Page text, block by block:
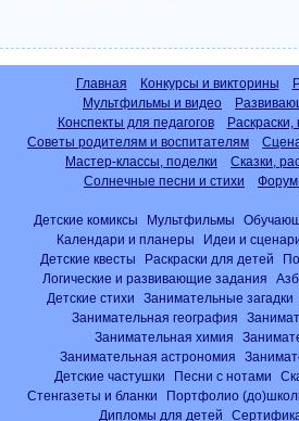
Главная Конкурсы и викторины
Мультфильмы и видео
Конспекты для педагогов
Советы родителям и воспитателям
Мастер-классы, поделки
Сказки,
Солнечные песни и стихи
Форум
Детские комиксы Мультфильмы
Календари и планеры
Идеи и
Детские квесты
Раскраски для детей
Логические и развивающие задания
Детские стихи
Занимательные загадки
Занимательная география
Занимательная химия
Занимательная астрономия
Детские частушки
Песни с нотами
Стенгазеты и бланки
Портфолио
Дипломы для детей